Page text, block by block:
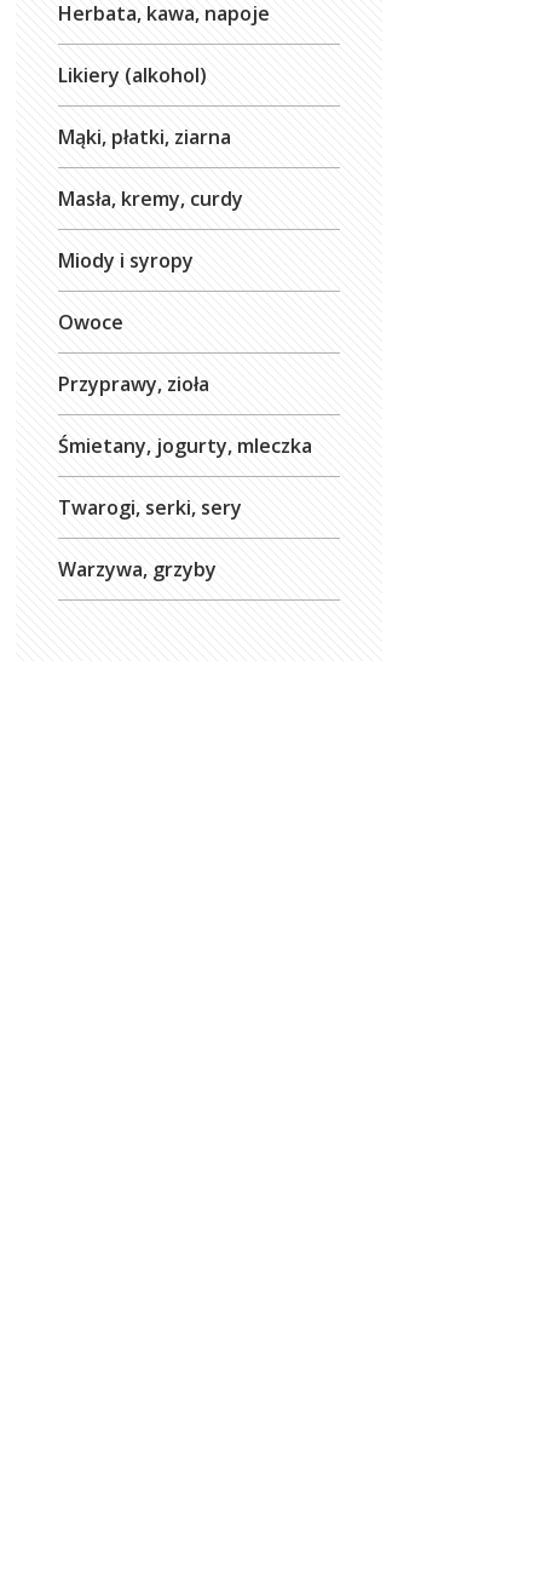
Herbata, kawa, napoje
Likiery (alkohol)
Mąki, płatki, ziarna
Masła, kremy, curdy
Miody i syropy
Owoce
Przyprawy, zioła
Śmietany, jogurty, mleczka
Twarogi, serki, sery
Warzywa, grzyby